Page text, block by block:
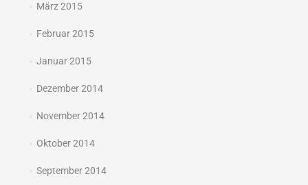
März 2015
Februar 2015
Januar 2015
Dezember 2014
November 2014
Oktober 2014
September 2014